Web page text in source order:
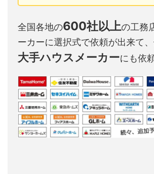
全国各地の600社以上の工務
ーカーに選択式で依頼が出来て
大手ハウスメーカーにも依